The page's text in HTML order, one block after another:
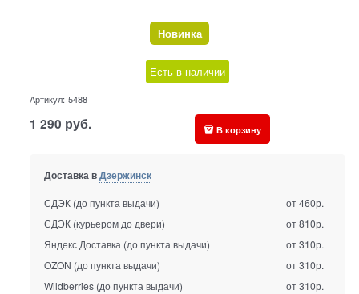
Новинка
Есть в наличии
Артикул: 5488
1 290 руб. В корзину
Доставка вДзержинск
СДЭК (до пункта выдачи)
от 460р.
СДЭК (курьером до двери)
от 810р.
Яндекс Доставка (до пункта выдачи)
от 310р.
OZON (до пункта выдачи)
от 310р.
Wildberries (до пункта выдачи)
от 310р.